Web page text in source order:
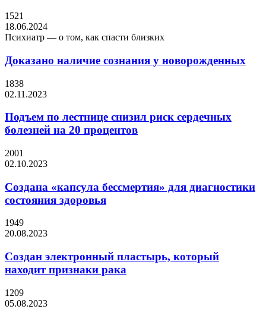
1521
18.06.2024
Психиатр — о том, как спасти близких
Доказано наличие сознания у новорожденных
1838
02.11.2023
Подъем по лестнице снизил риск сердечных
болезней на 20 процентов
2001
02.10.2023
Создана «капсула бессмертия» для диагностики
состояния здоровья
1949
20.08.2023
Создан электронный пластырь, который
находит признаки рака
1209
05.08.2023